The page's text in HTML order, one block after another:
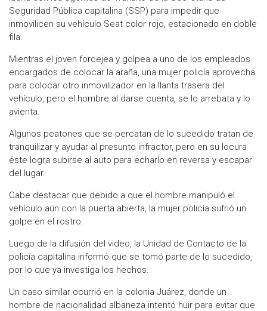
Seguridad Pública capitalina (SSP) para impedir que
inmovilicen su vehículo Seat color rojo, estacionado en doble
fila.
Mientras el joven forcejea y golpea a uno de los empleados
encargados de colocar la araña, una mujer policía aprovecha
para colocar otro inmovilizador en la llanta trasera del
vehículo, pero el hombre al darse cuenta, se lo arrebata y lo
avienta.
Algunos peatones que se percatan de lo sucedido tratan de
tranquilizar y ayudar al presunto infractor, pero en su locura
éste logra subirse al auto para echarlo en reversa y escapar
del lugar.
Cabe destacar que debido a que el hombre manipuló el
vehículo aún con la puerta abierta, la mujer policía sufrió un
golpe en el rostro.
Luego de la difusión del video, la Unidad de Contacto de la
policía capitalina informó que se tomó parte de lo sucedido,
por lo que ya investiga los hechos.
Un caso similar ocurrió en la colonia Juárez, donde un
hombre de nacionalidad albaneza intentó huir para evitar que